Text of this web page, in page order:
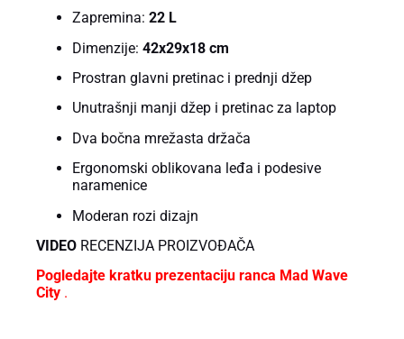
Zapremina: 22 L
Dimenzije: 42x29x18 cm
Prostran glavni pretinac i prednji džep
Unutrašnji manji džep i pretinac za laptop
Dva bočna mrežasta držača
Ergonomski oblikovana leđa i podesive
naramenice
Moderan rozi dizajn
VIDEO RECENZIJA PROIZVOĐAČA
Pogledajte kratku prezentaciju ranca Mad Wave
City .